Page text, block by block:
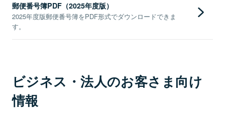
郵便番号簿PDF（2025年度版）
2025年度版郵便番号簿をPDF形式でダウンロードできま
す。
ビジネス・法人のお客さま向け
情報